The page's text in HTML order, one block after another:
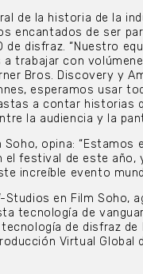
de la historia de la
encantados de ser
de disfraz. “Nuestro
trabajar con
Bros. Discovery y
esperamos usar
a contar historias
la audiencia y la
opina:
el festival de este año,
increíble evento
en Film Soho,
tecnología de
de disfraz de
Virtual Global